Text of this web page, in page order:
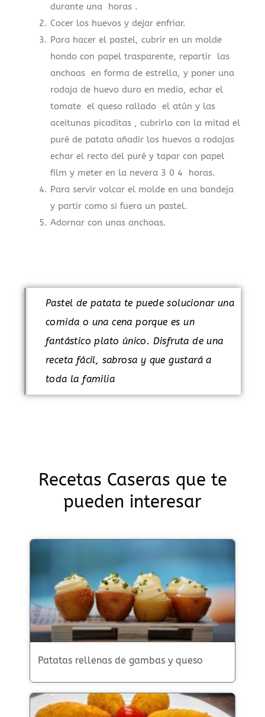
durante una horas .
Cocer los huevos y dejar enfriar.
Para hacer el pastel, cubrir en un molde
hondo con papel trasparente, repartir las
anchoas en forma de estrella, y poner una
rodaja de huevo duro en medio, echar el
tomate el queso rallado el atún y las
aceitunas picaditas , cubrirlo con la mitad el
puré de patata añadir los huevos a rodajas
echar el recto del puré y tapar con papel
film y meter en la nevera 3 0 4 horas.
Para servir volcar el molde en una bandeja
y partir como si fuera un pastel.
Adornar con unas anchoas.
Pastel de patata te puede solucionar una
comida o una cena porque es un
fantástico plato único. Disfruta de una
receta fácil, sabrosa y que gustará a
toda la familia
Recetas Caseras que te
pueden interesar
Patatas rellenas de gambas y queso